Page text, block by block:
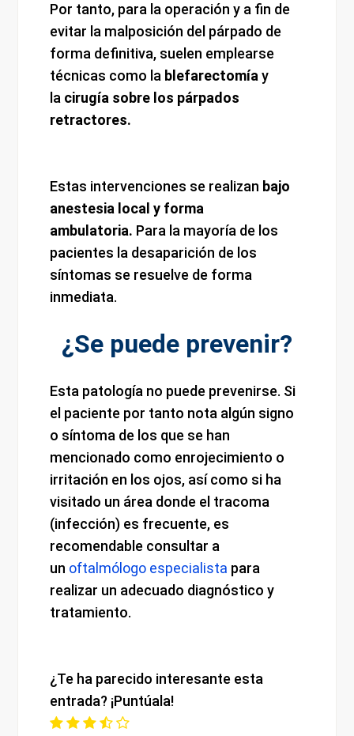
Por tanto, para la operación y a fin de
evitar la malposición del párpado de
forma definitiva, suelen emplearse
técnicas como la blefarectomía y
la cirugía sobre los párpados
retractores.
Estas intervenciones se realizan bajo
anestesia local y forma
ambulatoria. Para la mayoría de los
pacientes la desaparición de los
síntomas se resuelve de forma
inmediata.
¿Se puede prevenir?
Esta patología no puede prevenirse. Si
el paciente por tanto nota algún signo
o síntoma de los que se han
mencionado como enrojecimiento o
irritación en los ojos, así como si ha
visitado un área donde el tracoma
(infección) es frecuente, es
recomendable consultar a
un oftalmólogo especialista para
realizar un adecuado diagnóstico y
tratamiento.
¿Te ha parecido interesante esta
entrada? ¡Puntúala!